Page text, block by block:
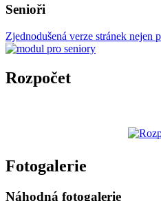
Senioři
Zjednodušená verze stránek nejen
Rozpočet
Fotogalerie
Náhodná fotogalerie